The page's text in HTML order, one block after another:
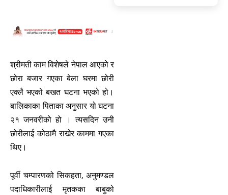
श्रीमती काम विशेषले नेपाल आएको र
छोरा बजार गएका बेला घरमा छोरी
एक्लै भएको बखत घटना भएको हो।
बालिकाका पिताका अनुसार यो घटना
२१ जनवरीको हो । त्यसदिन उनी
छोरीलाई कोठामै राखेर काममा गएका
थिए।
पूर्वी चम्पारणको सिकहता, अनुमण्डल
पदाधिकारीलाई मृतकका बाबुको